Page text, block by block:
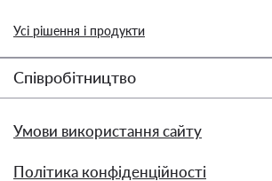
Усі рішення і продукти
Співробітництво
Умови використання сайту
Політика конфіденційності